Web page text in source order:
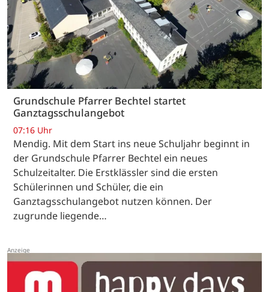
Grundschule Pfarrer Bechtel startet
Ganztagsschulangebot
07:16 Uhr
Mendig. Mit dem Start ins neue Schuljahr beginnt in
der Grundschule Pfarrer Bechtel ein neues
Schulzeitalter. Die Erstklässler sind die ersten
Schülerinnen und Schüler, die ein
Ganztagsschulangebot nutzen können. Der
zugrunde liegende…